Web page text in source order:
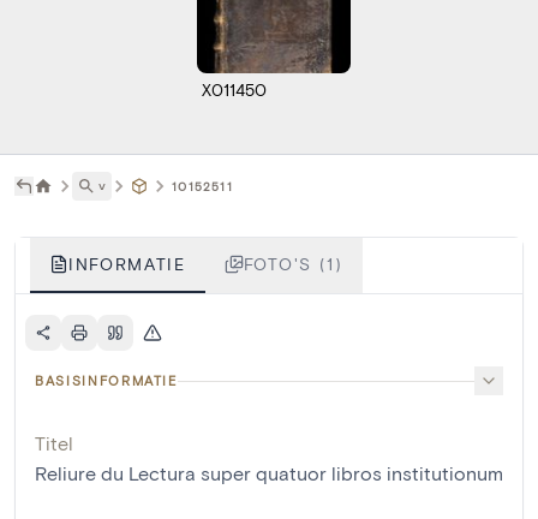
X011450
˅ 10152511
INFORMATIE FOTO'S (1)
BASISINFORMATIE
Titel
Reliure du Lectura super quatuor libros institutionum